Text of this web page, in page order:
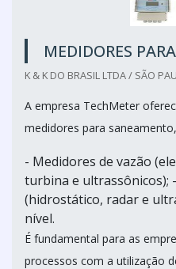
MEDIDORES
K & K DO BRASIL LTDA / SÃO
A empresa TechMeter
medidores para
- Medidores de vazão
turbina e ultrassônicos);
(hidrostático, radar e
nível.
É fundamental para as
processos com a utilização